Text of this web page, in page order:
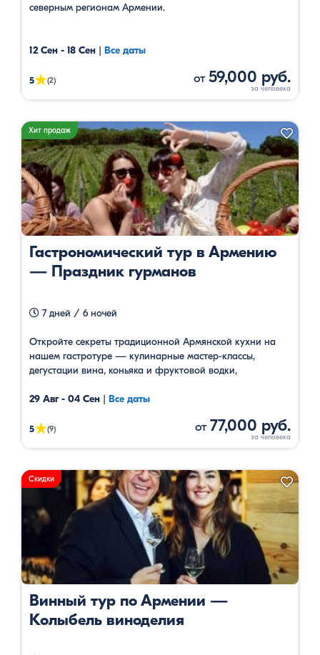
северным регионам Армении.
12 Сен - 18 Сен | Все даты
5★(2) от 59,000 руб.
Хит продаж
Гастрономический тур в Армению
— Праздник гурманов
7 дней / 6 ночей
Откройте секреты традиционной Армянской кухни на
нашем гастротуре — кулинарные мастер-классы,
дегустации вина, коньяка и фруктовой водки,
национальной шоу программе.
29 Авг - 04 Сен | Все даты
5★(9) от 77,000 руб.
Скидки
Винный тур по Армении —
Колыбель виноделия